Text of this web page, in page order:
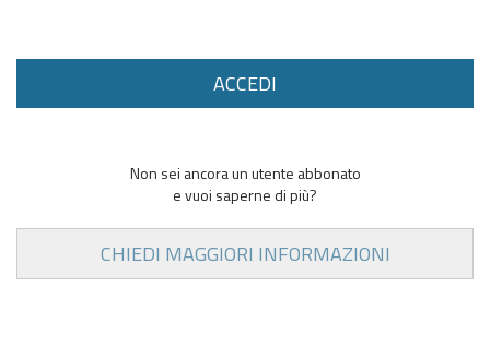
ACCEDI
Non sei ancora un utente abbonato
e vuoi saperne di più?
CHIEDI MAGGIORI INFORMAZIONI